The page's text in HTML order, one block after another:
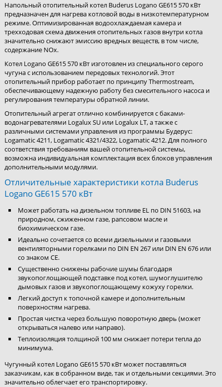
Напольный отопительный котел Buderus Logano GE615 570 кВт
предназначен для нагрева котловой воды в низкотемпературном
режиме. Оптимизированная водоохлаждаемая камера и
трехходовая схема движения отопительных газов внутри котла
значительно снижают эмиссию вредных веществ, в том числе,
содержание NOx.
Котел Logano GE615 570 кВт изготовлен из специального серого
чугуна с использованием передовых технологий. Этот
отопительный прибор работает по принципу Thermostream,
обеспечивающему надежную работу без смесительного насоса и
регулирования температуры обратной линии.
Отопительный агрегат отлично комбинируется с баками-
водонагревателями Logalux SU или Logalux LT, а также с
различными системами управления из программы Будерус:
Logamatic 4211, Logamatic 4321/4322, Logamatic 4212. Для полного
соответствия требованиям вашей отопительной системы,
возможна индивидуальная комплектация всех блоков управления
дополнительными модулями.
Отличительные характеристики котла Buderus
Logano GE615 570 кВт
Может работать на дизельном топливе EL по DIN 51603, на
природном, сжиженном газе, рапсовом масле и
биохимическом газе.
Идеально сочетается со всеми дизельными и газовыми
вентиляторными горелками по DIN EN 267 или DIN EN 676 или
со знаком CE.
Существенно снижены рабочие шумы благодаря
звукопоглощающей подставке под котел, шумоглушителю
дымовых газов и звукопоглощающему кожуху горелки.
Легкий доступ к топочной камере и дополнительным
поверхностям нагрева.
Простая чистка через большую поворотную дверь (может
открываться налево или направо).
Теплоизоляция толщиной 100 мм снижает потери тепла до
минимума.
Чугунный котел Logano GE615 570 кВт может поставляться
заказчикам, как в собранном виде, так и отдельными секциями. Это
значительно облегчает его транспортировку.